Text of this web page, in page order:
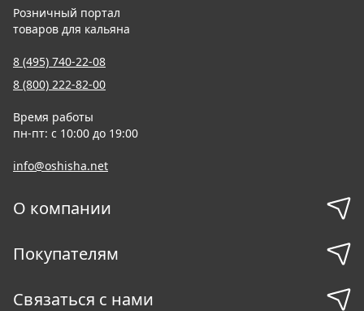
Розничный портал
товаров для кальяна
8 (495) 740-22-08
8 (800) 222-82-00
Время работы
пн-пт: с 10:00 до 19:00
info@oshisha.net
О компании
Покупателям
Связаться с нами